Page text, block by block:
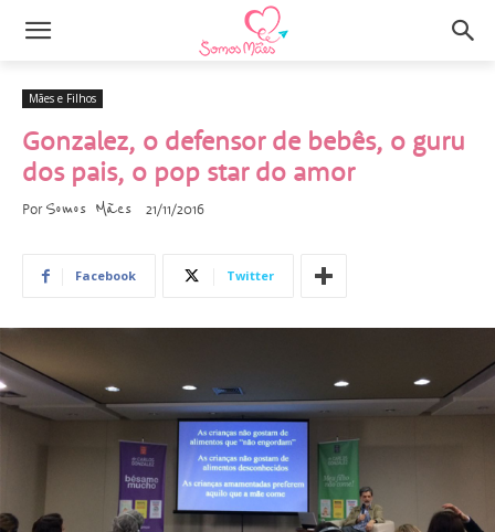
Mães e Filhos
Gonzalez, o defensor de bebês, o guru
dos pais, o pop star do amor
Por Somos Mães 21/11/2016
Facebook Twitter